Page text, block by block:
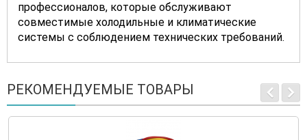
профессионалов, которые обслуживают
совместимые холодильные и климатические
системы с соблюдением технических требований.
РЕКОМЕНДУЕМЫЕ ТОВАРЫ